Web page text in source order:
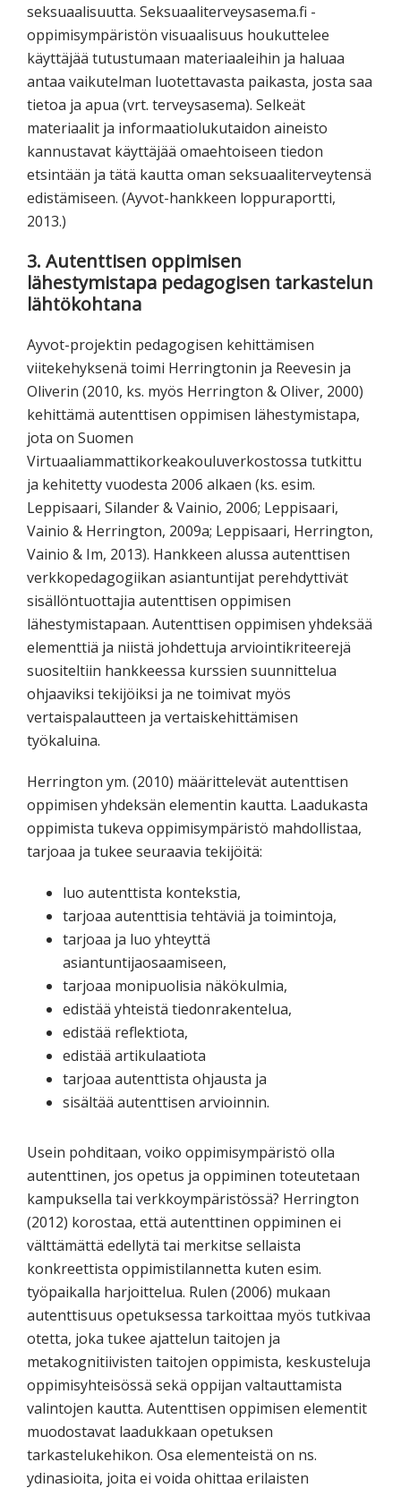
seksuaalisuutta. Seksuaaliterveysasema.fi -
oppimisympäristön visuaalisuus houkuttelee
käyttäjää tutustumaan materiaaleihin ja haluaa
antaa vaikutelman luotettavasta paikasta, josta saa
tietoa ja apua (vrt. terveysasema). Selkeät
materiaalit ja informaatiolukutaidon aineisto
kannustavat käyttäjää omaehtoiseen tiedon
etsintään ja tätä kautta oman seksuaaliterveytensä
edistämiseen. (Ayvot-hankkeen loppuraportti,
2013.)
3. Autenttisen oppimisen
lähestymistapa pedagogisen tarkastelun
lähtökohtana
Ayvot-projektin pedagogisen kehittämisen
viitekehyksenä toimi Herringtonin ja Reevesin ja
Oliverin (2010, ks. myös Herrington & Oliver, 2000)
kehittämä autenttisen oppimisen lähestymistapa,
jota on Suomen
Virtuaaliammattikorkeakouluverkostossa tutkittu
ja kehitetty vuodesta 2006 alkaen (ks. esim.
Leppisaari, Silander & Vainio, 2006; Leppisaari,
Vainio & Herrington, 2009a; Leppisaari, Herrington,
Vainio & Im, 2013). Hankkeen alussa autenttisen
verkkopedagogiikan asiantuntijat perehdyttivät
sisällöntuottajia autenttisen oppimisen
lähestymistapaan. Autenttisen oppimisen yhdeksää
elementtiä ja niistä johdettuja arviointikriteerejä
suositeltiin hankkeessa kurssien suunnittelua
ohjaaviksi tekijöiksi ja ne toimivat myös
vertaispalautteen ja vertaiskehittämisen
työkaluina.
Herrington ym. (2010) määrittelevät autenttisen
oppimisen yhdeksän elementin kautta. Laadukasta
oppimista tukeva oppimisympäristö mahdollistaa,
tarjoaa ja tukee seuraavia tekijöitä:
luo autenttista kontekstia,
tarjoaa autenttisia tehtäviä ja toimintoja,
tarjoaa ja luo yhteyttä
asiantuntijaosaamiseen,
tarjoaa monipuolisia näkökulmia,
edistää yhteistä tiedonrakentelua,
edistää reflektiota,
edistää artikulaatiota
tarjoaa autenttista ohjausta ja
sisältää autenttisen arvioinnin.
Usein pohditaan, voiko oppimisympäristö olla
autenttinen, jos opetus ja oppiminen toteutetaan
kampuksella tai verkkoympäristössä? Herrington
(2012) korostaa, että autenttinen oppiminen ei
välttämättä edellytä tai merkitse sellaista
konkreettista oppimistilannetta kuten esim.
työpaikalla harjoittelua. Rulen (2006) mukaan
autenttisuus opetuksessa tarkoittaa myös tutkivaa
otetta, joka tukee ajattelun taitojen ja
metakognitiivisten taitojen oppimista, keskusteluja
oppimisyhteisössä sekä oppijan valtauttamista
valintojen kautta. Autenttisen oppimisen elementit
muodostavat laadukkaan opetuksen
tarkastelukehikon. Osa elementeistä on ns.
ydinasioita, joita ei voida ohittaa erilaisten